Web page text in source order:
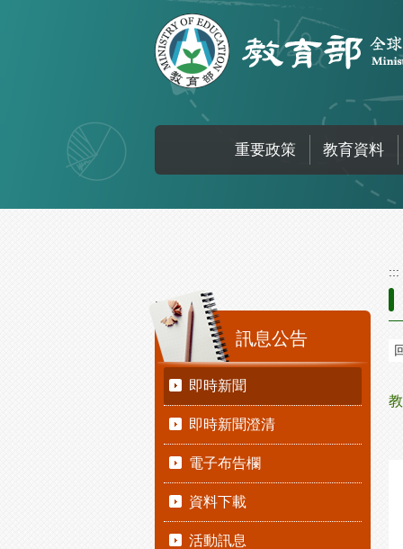
重要政策 教育資料
:::
訊息公告
即時新聞
即時新聞澄清
電子布告欄
資料下載
活動訊息
:::